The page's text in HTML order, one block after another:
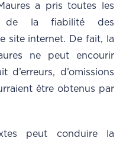
a pris toutes les
de la fiabilité des
site internet. De fait, la
ne peut encourir
d’omissions
être obtenus par
peut conduire la